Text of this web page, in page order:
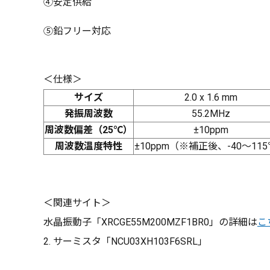
④安定供給
⑤鉛フリー対応
＜仕様＞
サイズ
2.0 x 1.6 mm
発振周波数
55.2MHz
周波数偏差（25℃）
±10ppm
周波数温度特性
±10ppm（※補正後、-40～
＜関連サイト＞
水晶振動子「XRCGE55M200MZF1BR0」の詳細はこ
2. サーミスタ「NCU03XH103F6SRL」